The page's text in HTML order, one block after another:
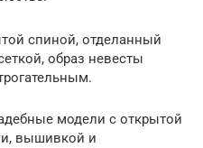
спиной, отделанный
образ невесты
модели с открытой
вышивкой и